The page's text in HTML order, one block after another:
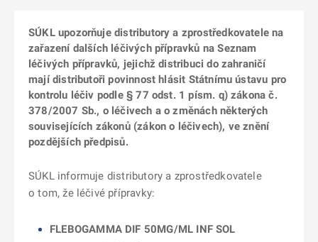
SÚKL upozorňuje distributory a zprostředkovatele na
zařazení dalších léčivých přípravků na Seznam
léčivých přípravků, jejichž distribuci do zahraničí
mají distributoři povinnost hlásit Státnímu ústavu pro
kontrolu léčiv podle § 77 odst. 1 písm. q) zákona č.
378/2007 Sb., o léčivech a o změnách některých
souvisejících zákonů (zákon o léčivech), ve znění
pozdějších předpisů.
SÚKL informuje distributory a zprostředkovatele
o tom, že léčivé přípravky:
FLEBOGAMMA DIF 50MG/ML INF SOL